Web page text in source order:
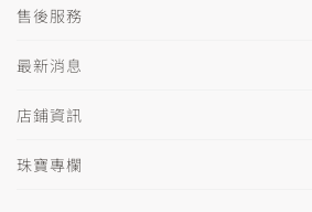
售後服務
最新消息
店鋪資訊
珠寶專欄